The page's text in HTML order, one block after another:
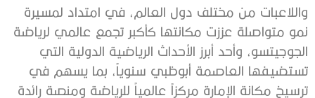
واللاعبات من مختلف دول العالم، في امتداد لمسيرة
نمو متواصلة عززت مكانتها كأكبر تجمع عالمي لرياضة
الجوجيتسو، وأحد أبرز الأحداث الرياضية الدولية التي
تستضيفها العاصمة أبوظبي سنوياً، بما يسهم في
ترسيخ مكانة الإمارة مركزاً عالمياً للرياضة ومنصة رائدة